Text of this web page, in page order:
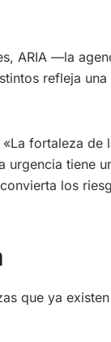
ARIA —la
refleja
fortaleza de
tiene
los
que ya